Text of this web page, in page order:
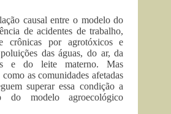
causal entre o modelo do
de acidentes de trabalho,
crônicas por agrotóxicos e
das águas, do ar, da
e do leite materno. Mas
as comunidades afetadas
superar essa condição a
do modelo agroecológico